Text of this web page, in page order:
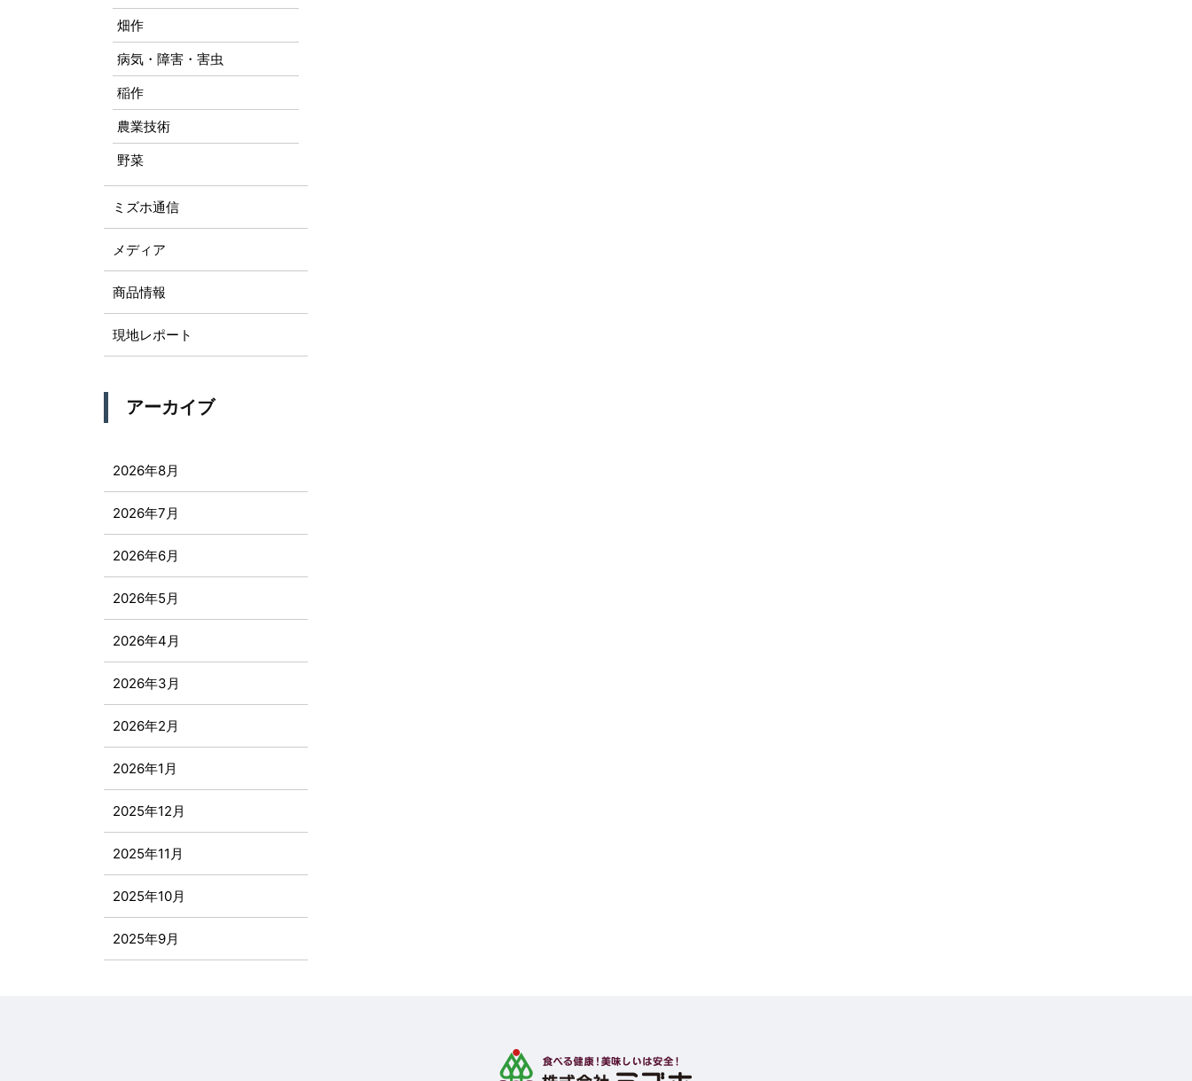
畑作
病気・障害・害虫
稲作
農業技術
野菜
ミズホ通信
メディア
商品情報
現地レポート
アーカイブ
2026年8月
2026年7月
2026年6月
2026年5月
2026年4月
2026年3月
2026年2月
2026年1月
2025年12月
2025年11月
2025年10月
2025年9月